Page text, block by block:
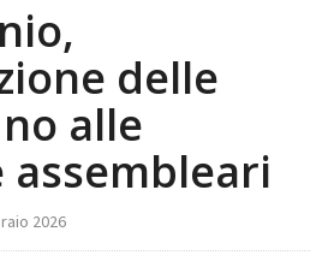
delle
alle
2026